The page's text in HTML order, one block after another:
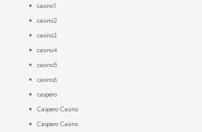
casino1
casino2
casino3
casino4
casino5
casino6
caspero
Caspero Casino
Caspero Casino